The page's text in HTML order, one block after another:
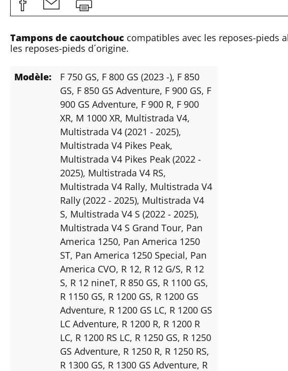
Tampons de caoutchouc compatibles avec les reposes-pieds
les reposes-pieds d´origine.
Modèle: F 750 GS, F 800 GS (2023 -), F 850
GS, F 850 GS Adventure, F 900 GS, F
900 GS Adventure, F 900 R, F 900
XR, M 1000 XR, Multistrada V4,
Multistrada V4 (2021 - 2025),
Multistrada V4 Pikes Peak,
Multistrada V4 Pikes Peak (2022 -
2025), Multistrada V4 RS,
Multistrada V4 Rally, Multistrada V4
Rally (2022 - 2025), Multistrada V4
S, Multistrada V4 S (2022 - 2025),
Multistrada V4 S Grand Tour, Pan
America 1250, Pan America 1250
ST, Pan America 1250 Special, Pan
America CVO, R 12, R 12 G/S, R 12
S, R 12 nineT, R 850 GS, R 1100 GS,
R 1150 GS, R 1200 GS, R 1200 GS
Adventure, R 1200 GS LC, R 1200 GS
LC Adventure, R 1200 R, R 1200 R
LC, R 1200 RS LC, R 1250 GS, R 1250
GS Adventure, R 1250 R, R 1250 RS,
R 1300 GS, R 1300 GS Adventure, R